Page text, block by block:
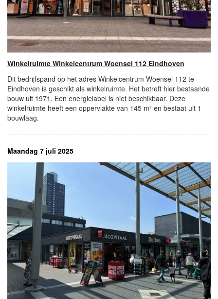
Winkelruimte Winkelcentrum Woensel 112 Eindhoven
Dit bedrijfspand op het adres Winkelcentrum Woensel 112 te
Eindhoven is geschikt als winkelruimte. Het betreft hier bestaande
bouw uit 1971. Een energielabel is niet beschikbaar. Deze
winkelruimte heeft een oppervlakte van 145 m² en bestaat uit 1
bouwlaag.
Maandag 7 juli 2025